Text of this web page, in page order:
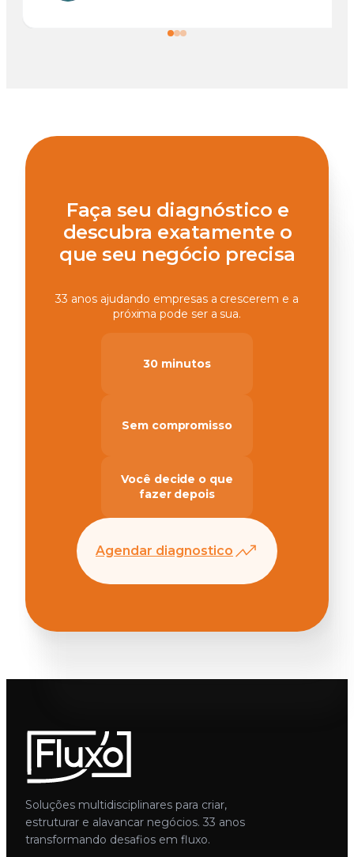
Faça seu diagnóstico e
descubra exatamente o
que seu negócio precisa
33 anos ajudando empresas a crescerem e a
próxima pode ser a sua.
30 minutos
Sem compromisso
Você decide o que
fazer depois
Agendar diagnostico
Soluções multidisciplinares para criar,
estruturar e alavancar negócios. 33 anos
transformando desafios em fluxo.